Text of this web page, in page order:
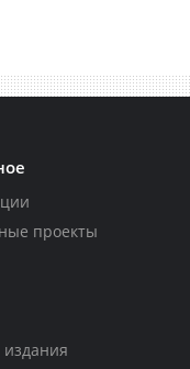
проекты